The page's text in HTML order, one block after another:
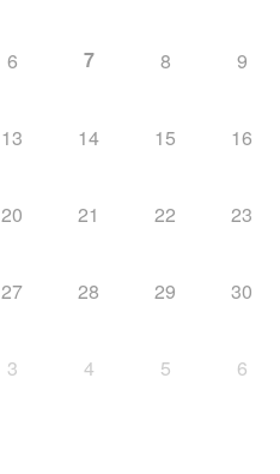
6 7 8 9
13 14 15 16
20 21 22 23
27 28 29 30
3 4 5 6